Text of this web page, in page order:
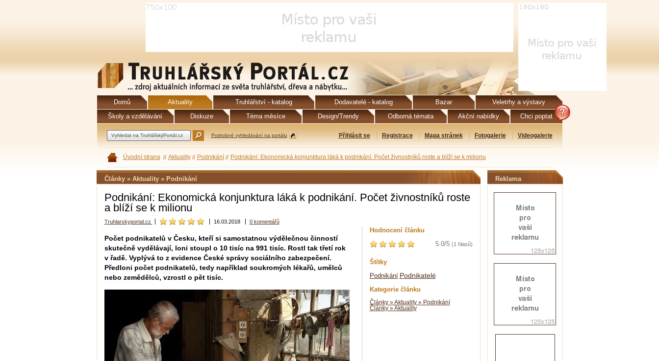
Domů Aktuality Truhlářství - katalog Dodavatelé - katalog Bazar
Veletrhy a výstavy
Školy a vzdělávání
Diskuze Téma měsíce Design/Trendy Odborná témata Akční nabídky Chci poptat
Podrobné vyhledávání na portálu Přihlásit se Registrace Mapa stránek Fotogalerie Videogalerie
Úvodní strana Aktuality Podnikání Podnikání: Ekonomická konjunktura láká k podnikání. Počet živnostníků roste a blíží se k milionu
Články » Aktuality » Podnikání
Podnikání: Ekonomická konjunktura láká k podnikání. Počet živnostníků roste
a blíží se k milionu
Truhlarskyportal.cz 16.03.2018 0 komentářů
Počet podnikatelů v Česku, kteří si samostatnou výdělečnou činností
skutečně vydělávají, loni stoupl o 10 tisíc na 991 tisíc. Rostl tak třetí rok
v řadě. Vyplývá to z evidence České správy sociálního zabezpečení.
Předloni počet podnikatelů, tedy například soukromých lékařů, umělců
nebo zemědělců, vzrostl o pět tisíc.
Hodnocení článku
5.0/5 (1 hlasů)
Štítky
Podnikání Podnikatelé
Kategorie článku
Články » Aktuality » Podnikání
Články » Aktuality
Reklama